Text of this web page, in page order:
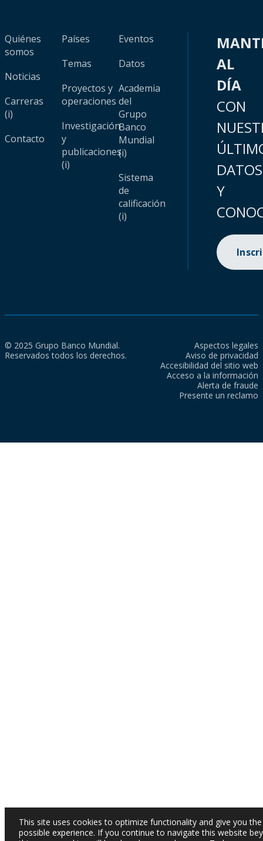
Quiénes
somos
Noticias
Carreras
(i)
Contacto
Países
Temas
Proyectos y
operaciones
Investigación
y
publicaciones
(i)
Eventos
Datos
Academia
del
Grupo
Banco
Mundial
(i)
Sistema
de
calificación
(i)
AL
DÍA
CON
DATOS
Y
© 2025 Grupo Banco Mundial.
Reservados todos los derechos.
Aspectos legales
Aviso de privacidad
Accesibilidad del sitio web
Acceso a la información
Alerta de fraude
Presente un reclamo
This site uses cookies to optimize functionality and give you
possible experience. If you continue to navigate this website